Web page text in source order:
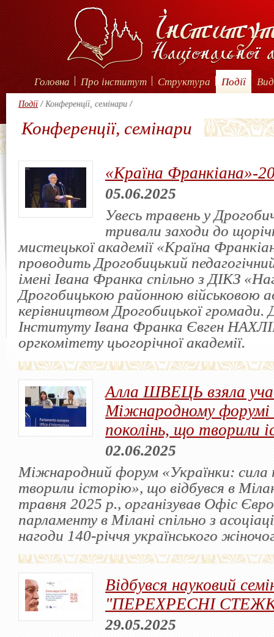
Головна Про інститут Структура Події
Події/ Конференції, семінари /
Конференції, семінари
«Країна Франкіана»-
05.06.2025
Увесь травень у
тривали заходи до
мистецької академії «Країна
проводить Дрогобицький
імені Івана Франка спільно з ДІКЗ
Дрогобицькою районною військовою
керівництвом Дрогобицької громади.
Інституту Івана Франка Євген
оргкомітету цьогорічної академії.
Алла ШВЕЦЬ взяла
Міжнародному форумі
поколінь, що творили
02.06.2025
Міжнародний форум «Українки: сила
творили історію», що відбувся в
травня 2025 р., організував Офіс
парламенту в Мілані спільно з
нагоди 140-річчя українського
Відбувся науковий
"ПЕРЕХРЕСНІ
29.05.2025